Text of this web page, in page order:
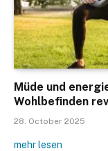
Müde und
Wohlbefinden
28. October 2025
mehr lesen